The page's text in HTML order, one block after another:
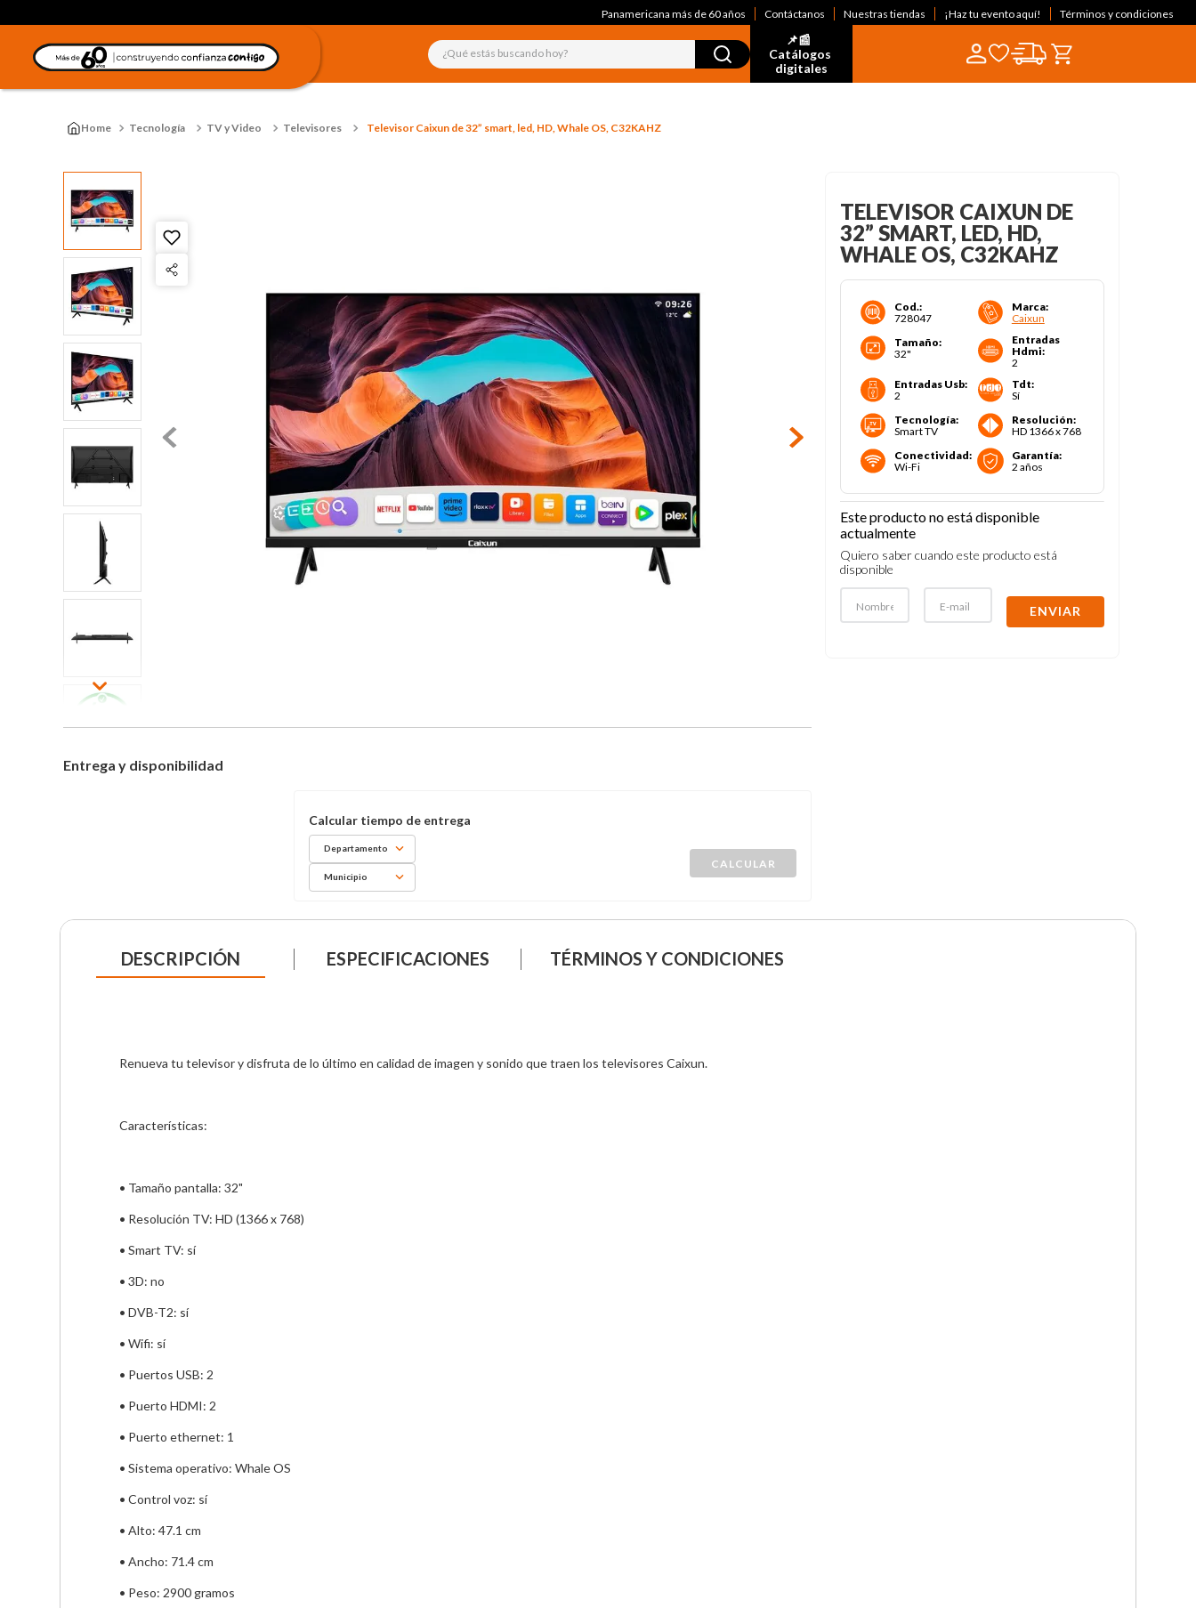
Panamericana más de 60 años Contáctanos Nuestras tiendas ¡Haz tu evento aquí! Términos y condiciones
¿Qué estás buscando hoy?
📌📰
Catálogos
digitales
Tecnología TV y Video Televisores Televisor Caixun de 32” smart, led, HD, Whale OS, C32KAHZ
Entrega y disponibilidad
Departamento
Municipio
TELEVISOR CAIXUN DE
32” SMART, LED, HD,
WHALE OS, C32KAHZ
Cod.:
728047
Marca:
Caixun
Tamaño:
32"
Entradas
Hdmi:
2
Entradas Usb:
2
Tdt:
Sí
Tecnología:
Smart TV
Resolución:
HD 1366 x 768
Conectividad:
Wi-Fi
Garantía:
2 años
Este producto no está disponible
actualmente
Quiero saber cuando este producto está
disponible
ENVIAR
DESCRIPCIÓN ESPECIFICACIONES TÉRMINOS Y CONDICIONES
Renueva tu televisor y disfruta de lo último en calidad de imagen y sonido que traen los televisores Caixun.
Características:
• Tamaño pantalla: 32"
• Resolución TV: HD (1366 x 768)
• Smart TV: sí
• 3D: no
• DVB-T2: sí
• Wifi: sí
• Puertos USB: 2
• Puerto HDMI: 2
• Puerto ethernet: 1
• Sistema operativo: Whale OS
• Control voz: sí
• Alto: 47.1 cm
• Ancho: 71.4 cm
• Peso: 2900 gramos